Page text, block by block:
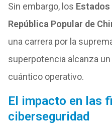
Sin embargo, los Estados
República Popular de
una carrera por la
superpotencia alcanza
cuántico operativo.
El impacto en las
ciberseguridad